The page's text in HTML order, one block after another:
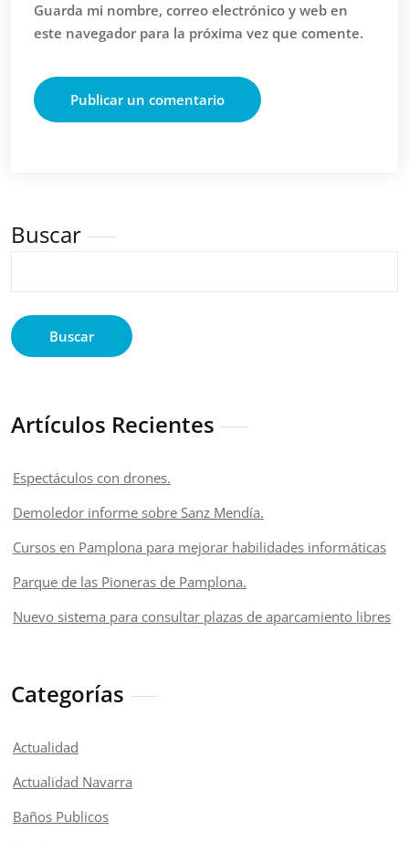
Guarda mi nombre, correo electrónico y web en
este navegador para la próxima vez que comente.
Buscar
Buscar
Artículos Recientes
Espectáculos con drones.
Demoledor informe sobre Sanz Mendía.
Cursos en Pamplona para mejorar habilidades informáticas
Parque de las Pioneras de Pamplona.
Nuevo sistema para consultar plazas de aparcamiento libres
Categorías
Actualidad
Actualidad Navarra
Baños Publicos